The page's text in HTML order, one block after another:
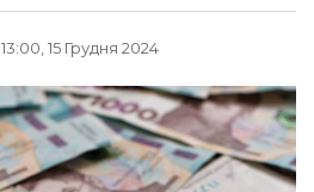
13:00, 15 Грудня 2024